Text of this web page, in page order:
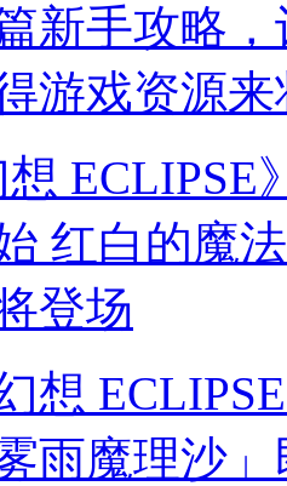
新手攻略
游戏资源
想
雨魔理沙